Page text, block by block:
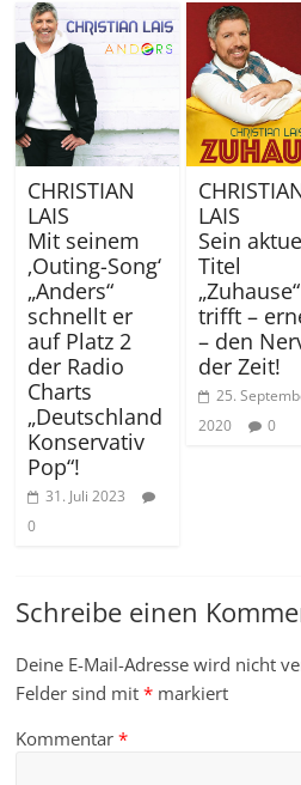
CHRISTIAN
LAIS
Mit seinem
‚Outing-Song‘
„Anders“
schnellt er
auf Platz 2
der Radio
Charts
„Deutschland
Konservativ
Pop“!
31. Juli 2023
0
LAIS
Sein
Titel
„Zuhause“
trifft –
– den
der Zeit!
25.
2020
0
Schreibe einen
Deine E-Mail-Adresse wird nicht
Felder sind mit* markiert
Kommentar*